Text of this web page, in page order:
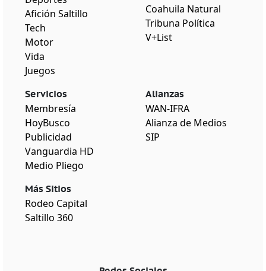
Afición Saltillo
Tech
Motor
Vida
Juegos
Coahuila Natural
Tribuna Política
V+List
Servicios
Membresía
HoyBusco
Publicidad
Vanguardia HD
Medio Pliego
Más Sitios
Rodeo Capital
Saltillo 360
Alianzas
WAN-IFRA
Alianza de Medios
SIP